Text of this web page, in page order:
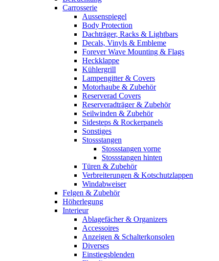
Carrosserie
Aussenspiegel
Body Protection
Dachträger, Racks & Lightbars
Decals, Vinyls & Embleme
Forever Wave Mounting & Flags
Heckklappe
Kühlergrill
Lampengitter & Covers
Motorhaube & Zubehör
Reserverad Covers
Reserveradträger & Zubehör
Seilwinden & Zubehör
Sidesteps & Rockerpanels
Sonstiges
Stossstangen
Stossstangen vorne
Stossstangen hinten
Türen & Zubehör
Verbreiterungen & Kotschutzlappen
Windabweiser
Felgen & Zubehör
Höherlegung
Interieur
Ablagefächer & Organizers
Accessoires
Anzeigen & Schalterkonsolen
Diverses
Einstiegsblenden